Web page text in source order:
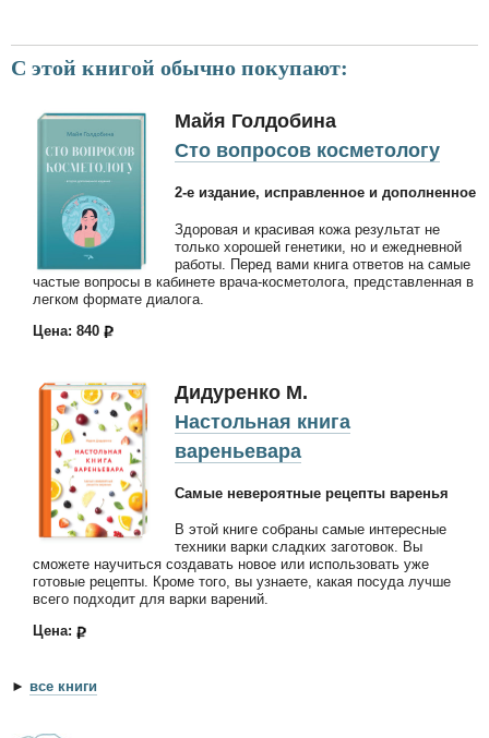
С этой книгой обычно покупают:
Майя Голдобина
Сто вопросов косметологу
2-е издание, исправленное и дополненное
Здоровая и красивая кожа результат не
только хорошей генетики, но и ежедневной
работы. Перед вами книга ответов на самые
частые вопросы в кабинете врача-косметолога, представленная в
легком формате диалога.
Цена: 840
Дидуренко М.
Настольная книга
вареньевара
Самые невероятные рецепты варенья
В этой книге собраны самые интересные
техники варки сладких заготовок. Вы
сможете научиться создавать новое или использовать уже
готовые рецепты. Кроме того, вы узнаете, какая посуда лучше
всего подходит для варки варений.
Цена:
► все книги